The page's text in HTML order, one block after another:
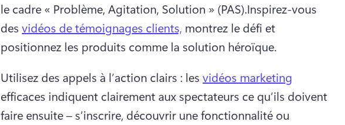
le cadre « Problème, Agitation, Solution » (PAS).Inspirez-vous
des vidéos de témoignages clients, montrez le défi et
positionnez les produits comme la solution héroïque.
Utilisez des appels à l’action clairs : les vidéos marketing
efficaces indiquent clairement aux spectateurs ce qu’ils doivent
faire ensuite – s’inscrire, découvrir une fonctionnalité ou